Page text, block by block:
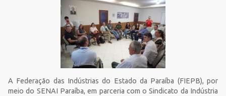
A Federação das Indústrias do Estado da Paraíba (FIEPB), por
meio do SENAI Paraíba, em parceria com o Sindicato da Indústria